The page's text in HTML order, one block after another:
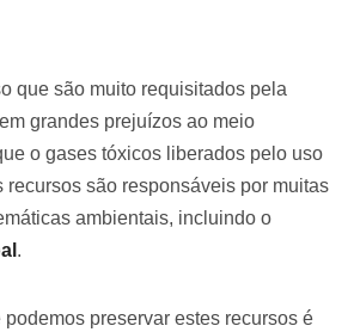
que são muito requisitados pela
grandes prejuízos ao meio
o gases tóxicos liberados pelo uso
recursos são responsáveis por muitas
ambientais, incluindo o
.
preservar estes recursos é